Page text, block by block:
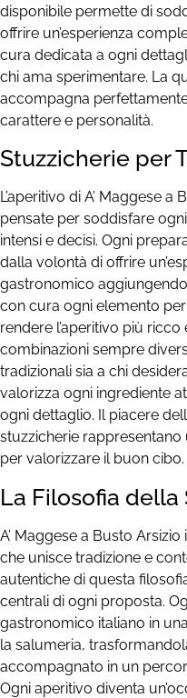
disponibile permette di
offrire un’esperienza
cura dedicata a ogni
chi ama sperimentare. La
accompagna
carattere e personalità.
Stuzzicherie per
L’aperitivo di A’ Maggese
pensate per soddisfare
intensi e decisi. Ogni
dalla volontà di offrire
gastronomico
con cura ogni elemento
rendere l’aperitivo più
combinazioni sempre
tradizionali sia a chi
valorizza ogni ingrediente
ogni dettaglio. Il piacere
stuzzicherie
per valorizzare il buon
La Filosofia della
A’ Maggese a Busto
che unisce tradizione e
autentiche di questa
centrali di ogni proposta.
gastronomico italiano in
la salumeria,
accompagnato in un
Ogni aperitivo diventa